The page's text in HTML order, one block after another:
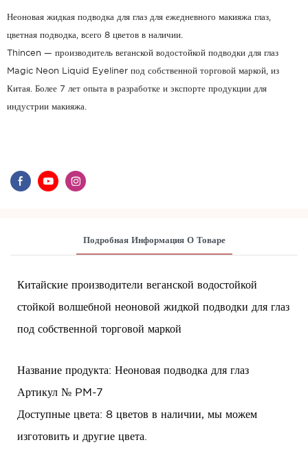
Неоновая жидкая подводка для глаз для ежедневного макияжа глаз,
цветная подводка, всего 8 цветов в наличии.
Thincen — производитель веганской водостойкой подводки для глаз
Magic Neon Liquid Eyeliner под собственной торговой маркой, из
Китая. Более 7 лет опыта в разработке и экспорте продукции для
индустрии макияжа.
Подробная Информация О Товаре
Китайские производители веганской водостойкой
стойкой волшебной неоновой жидкой подводки для глаз
под собственной торговой маркой
Название продукта: Неоновая подводка для глаз
Артикул № PM-7
Доступные цвета: 8 цветов в наличии, мы можем
изготовить и другие цвета.